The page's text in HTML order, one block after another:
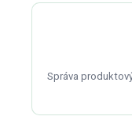
Správa